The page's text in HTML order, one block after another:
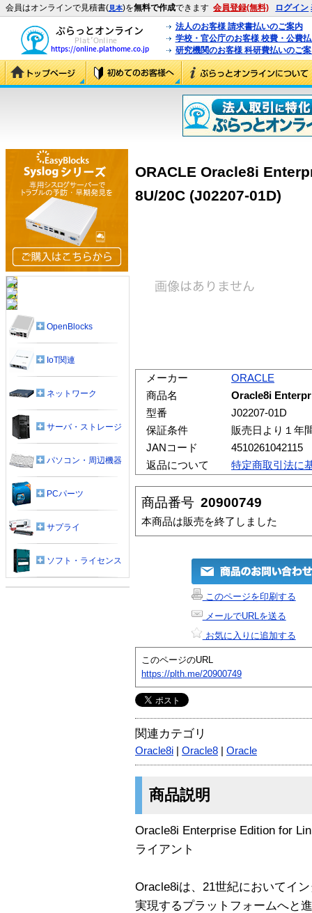
会員はオンラインで見積書(見本)を無料で作成できます 会員登録(無料) ログイン
法人のお客様 請求書払いのご案内
学校・官公庁のお客様 校費・公費
研究機関のお客様 科研費払いのご
ORACLE Oracle8i
8U/20C (J02207-01D)
メーカー
ORACLE
商品名
Oracle8i
型番
J02207-01D
保証条件
販売日より１年
JANコード
4510261042115
返品について
特定商取引法に
商品番号 20900749
本商品は販売を終了しました
このページを印刷する
メールでURLを送る
お気に入りに追加する
このページのURL
https://plth.me/20900749
関連カテゴリ
Oracle8i Oracle8 Oracle
商品説明
Oracle8i Enterprise Edition for
ライアント
Oracle8iは、21世紀においてイ
実現するプラットフォームへと
OpenBlocks
IoT関連
ネットワーク
サーバ・ストレージ
パソコン・周辺機器
PCパーツ
サプライ
ソフト・ライセンス